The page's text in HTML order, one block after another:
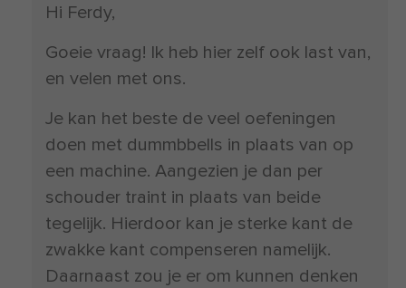
Hi Ferdy,
Goeie vraag! Ik heb hier zelf ook last van,
en velen met ons.
Je kan het beste de veel oefeningen
doen met dummbbells in plaats van op
een machine. Aangezien je dan per
schouder traint in plaats van beide
tegelijk. Hierdoor kan je sterke kant de
zwakke kant compenseren namelijk.
Daarnaast zou je er om kunnen denken